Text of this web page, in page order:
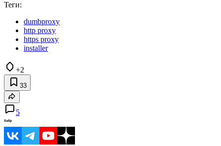
Теги:
dumbproxy
http proxy
https proxy
installer
+2
33
5